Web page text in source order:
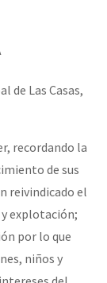
de Las Casas,
recordando la
de sus
reivindicado el
explotación;
por lo que
niños y